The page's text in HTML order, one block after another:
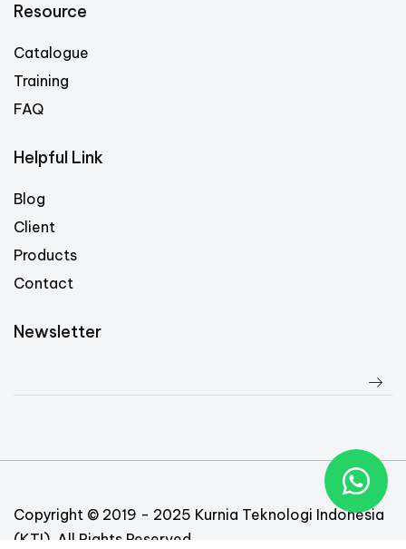
Resource
Catalogue
Training
FAQ
Helpful Link
Blog
Client
Products
Contact
Newsletter
Copyright © 2019 - 2025 Kurnia Teknologi Indonesia
(KTI). All Rights Reserved